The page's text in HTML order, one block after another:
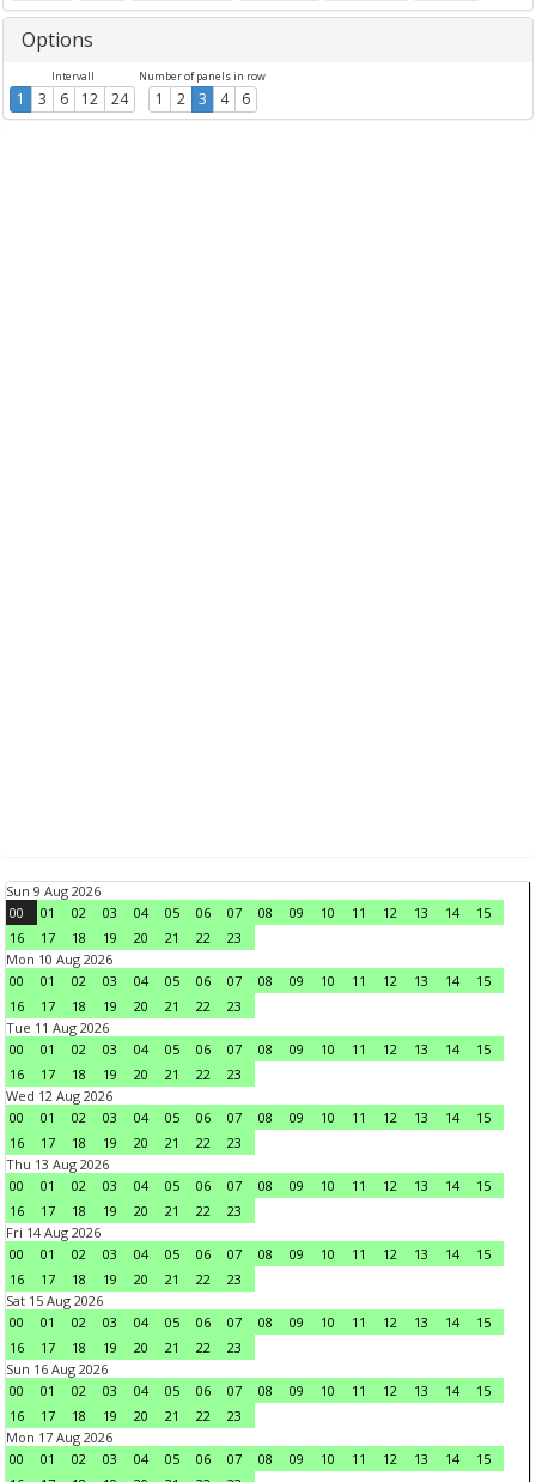
Options
Intervall
1 3 6 12 24
Number of panels in row
1 2 3 4 6
Sun 9 Aug 2026
00
01 02 03 04 05 06 07 08 09 10 11 12 13 14
15
16
17 18 19 20 21 22
23
Mon 10 Aug 2026
00
01 02 03 04 05 06 07 08 09 10 11 12 13 14
15
16
17 18 19 20 21 22
23
Tue 11 Aug 2026
00
01 02 03 04 05 06 07 08 09 10 11 12 13 14
15
16
17 18 19 20 21 22
23
Wed 12 Aug 2026
00
01 02 03 04 05 06 07 08 09 10 11 12 13 14
15
16
17 18 19 20 21 22
23
Thu 13 Aug 2026
00
01 02 03 04 05 06 07 08 09 10 11 12 13 14
15
16
17 18 19 20 21 22
23
Fri 14 Aug 2026
00
01 02 03 04 05 06 07 08 09 10 11 12 13 14
15
16
17 18 19 20 21 22
23
Sat 15 Aug 2026
00
01 02 03 04 05 06 07 08 09 10 11 12 13 14
15
16
17 18 19 20 21 22
23
Sun 16 Aug 2026
00
01 02 03 04 05 06 07 08 09 10 11 12 13 14
15
16
17 18 19 20 21 22
23
Mon 17 Aug 2026
00
01 02 03 04 05 06 07 08 09 10 11 12 13 14
15